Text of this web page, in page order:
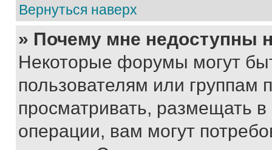
Вернуться наверх
» Почему мне недоступны
Некоторые форумы могут
пользователям или группам
просматривать, размещать
операции, вам могут